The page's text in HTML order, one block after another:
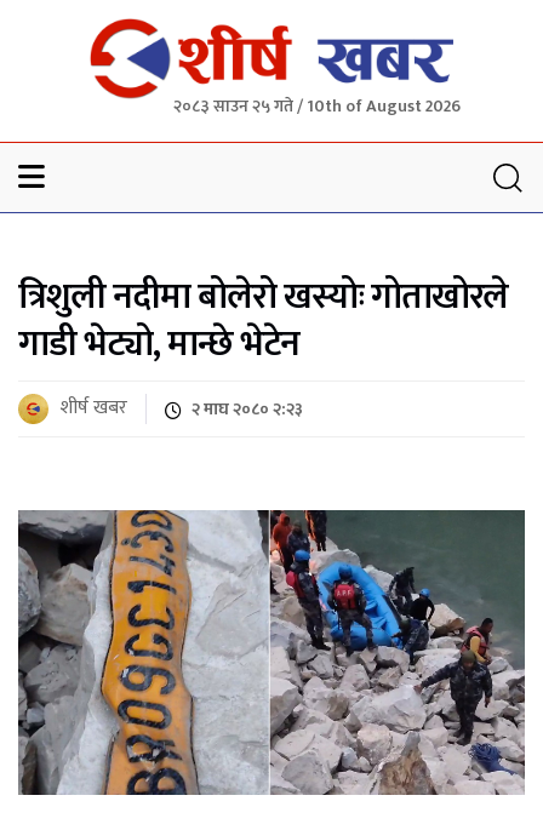
२०८३ साउन २५ गते / 10th of August 2026
त्रिशुली नदीमा बोलेरो खस्योः गोताखोरले
गाडी भेट्यो, मान्छे भेटेन
शीर्ष खबर २ माघ २०८० २:२३